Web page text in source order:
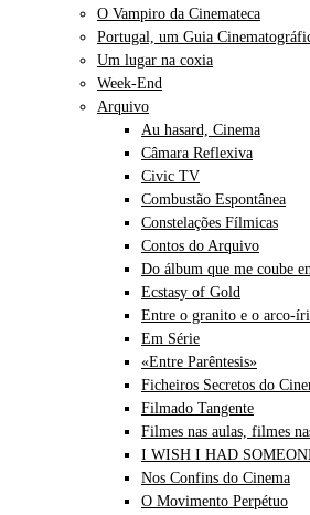
O Vampiro da Cinemateca
Portugal, um Guia
Um lugar na coxia
Week-End
Arquivo
Au hasard, Cinema
Câmara Reflexiva
Civic TV
Combustão Espontânea
Constelações Fílmicas
Contos do Arquivo
Do álbum que me coube
Ecstasy of Gold
Entre o granito e o arco-
Em Série
«Entre Parêntesis»
Ficheiros Secretos do
Filmado Tangente
Filmes nas aulas, filmes
I WISH I HAD
Nos Confins do Cinema
O Movimento Perpétuo